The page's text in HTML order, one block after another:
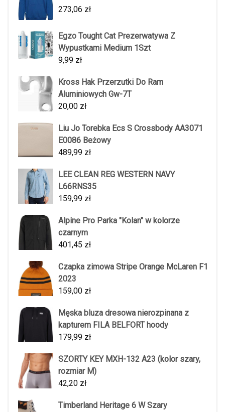
273,06 zł
Egzo Tought Cat Prezerwatywa Z
Wypustkami Medium 1Szt
9,99 zł
Kross Hak Przerzutki Do Ram
Aluminiowych Gw-7T
20,00 zł
Liu Jo Torebka Ecs S Crossbody AA3071
E0086 Beżowy
489,99 zł
LEE CLEAN REG WESTERN NAVY
L66RNS35
159,99 zł
Alpine Pro Parka "Kolan" w kolorze
czarnym
401,45 zł
Czapka zimowa Stripe Orange McLaren F1
2023
159,00 zł
Męska bluza dresowa nierozpinana z
kapturem FILA BELFORT hoody
179,99 zł
SZORTY KEY MXH-132 A23 (kolor szary,
rozmiar M)
42,20 zł
Timberland Heritage 6 W Szary